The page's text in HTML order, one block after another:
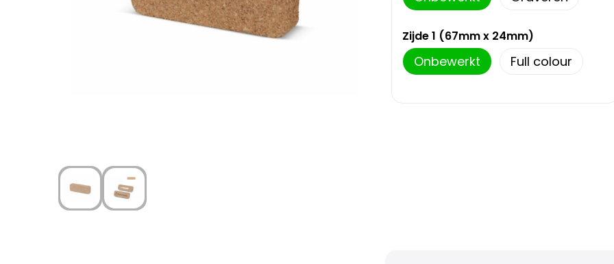
Zijde 1 (67mm x 24mm)
Onbewerkt Full colour